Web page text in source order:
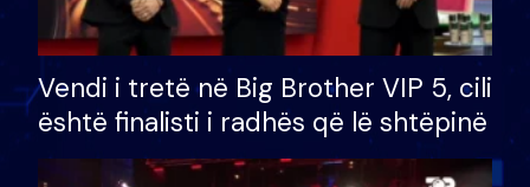
Vendi i tretë në Big Brother VIP 5, cili
është finalisti i radhës që lë shtëpinë